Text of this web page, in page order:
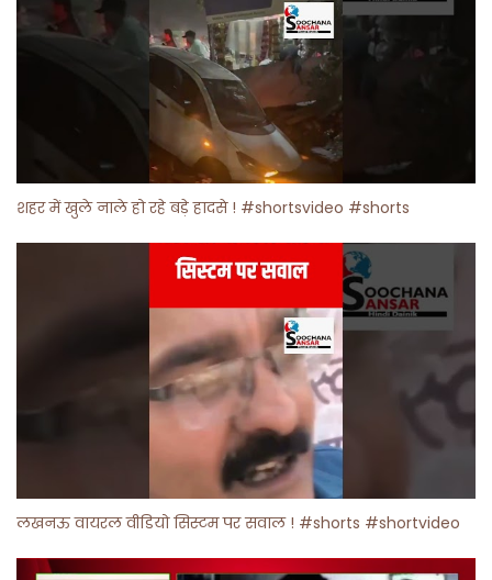
शहर में खुले नाले हो रहे बड़े हादसे ! #shortsvideo #shorts
लखनऊ वायरल वीडियो सिस्टम पर सवाल ! #shorts #shortvideo